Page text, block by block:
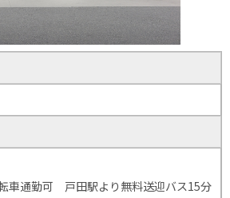
車通勤可 戸田駅より無料送迎バス15分